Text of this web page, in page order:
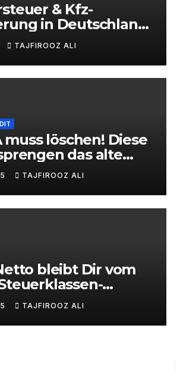
& Kfz-
in Deutschland:
für
& Unternehmer
TAJFIROOZ ALI
muss löschen! Diese
das alte
TAJFIROOZ ALI
bleibt Dir vom
2025
TAJFIROOZ ALI